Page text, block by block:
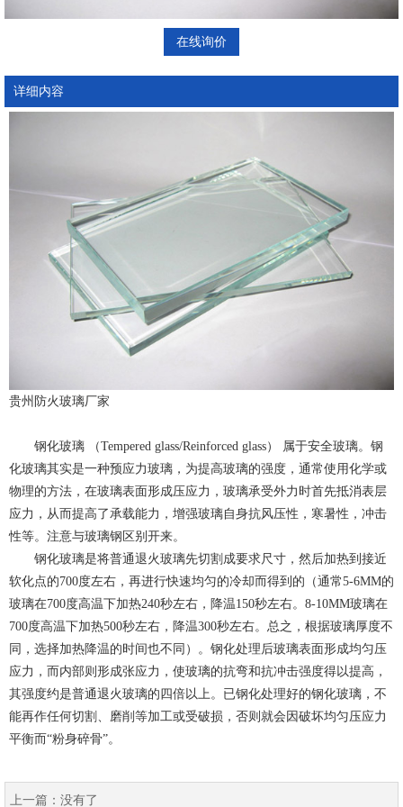
在线询价
详细内容
贵州防火玻璃厂家
钢化玻璃 （Tempered glass/Reinforced glass） 属于安全玻璃。钢
化玻璃其实是一种预应力玻璃，为提高玻璃的强度，通常使用化学或
物理的方法，在玻璃表面形成压应力，玻璃承受外力时首先抵消表层
应力，从而提高了承载能力，增强玻璃自身抗风压性，寒暑性，冲击
性等。注意与玻璃钢区别开来。
钢化玻璃是将普通退火玻璃先切割成要求尺寸，然后加热到接近
软化点的700度左右，再进行快速均匀的冷却而得到的（通常5-6MM的
玻璃在700度高温下加热240秒左右，降温150秒左右。8-10MM玻璃在
700度高温下加热500秒左右，降温300秒左右。总之，根据玻璃厚度不
同，选择加热降温的时间也不同）。钢化处理后玻璃表面形成均匀压
应力，而内部则形成张应力，使玻璃的抗弯和抗冲击强度得以提高，
其强度约是普通退火玻璃的四倍以上。已钢化处理好的钢化玻璃，不
能再作任何切割、磨削等加工或受破损，否则就会因破坏均匀压应力
平衡而“粉身碎骨”。
上一篇： 没有了